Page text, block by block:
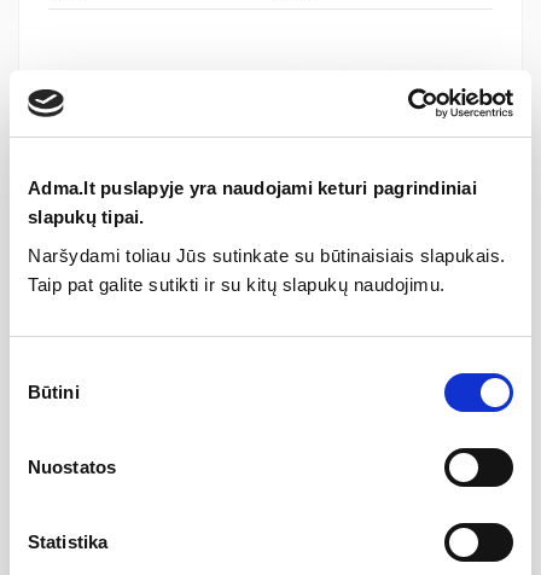
Adma.lt puslapyje yra naudojami keturi pagrindiniai
slapukų tipai.
Naršydami toliau Jūs sutinkate su būtinaisiais slapukais.
Taip pat galite sutikti ir su kitų slapukų naudojimu.
pasirinkimas
Būtini
Nuostatos
Statistika
Aprašymas
HTplus – tai naujos kartos nuotekų sistema, skirta buitinių
nuotekų ir lietaus vandens šalinimui pastato viduje.
atsparumu įvairiems poveikiams, įskaitant agresyvių cheminių
medžiagų ir aukštos bei žemos temperatūros nuotekų poveikį.
pašalinti aukštos temperatūros nuotekas.
Buitinių nuotekų ir lietaus vandens šalinimui pastatų viduje,
vėdinimui.